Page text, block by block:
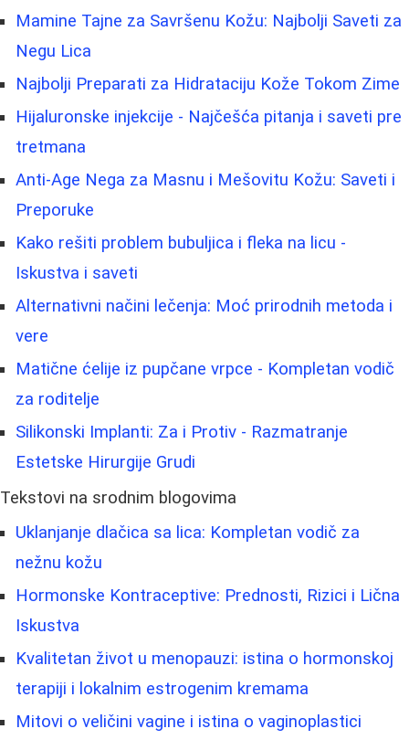
Mamine Tajne za Savršenu Kožu: Najbolji Saveti za
Negu Lica
Najbolji Preparati za Hidrataciju Kože Tokom Zime
Hijaluronske injekcije - Najčešća pitanja i saveti pre
tretmana
Anti-Age Nega za Masnu i Mešovitu Kožu: Saveti i
Preporuke
Kako rešiti problem bubuljica i fleka na licu -
Iskustva i saveti
Alternativni načini lečenja: Moć prirodnih metoda i
vere
Matične ćelije iz pupčane vrpce - Kompletan vodič
za roditelje
Silikonski Implanti: Za i Protiv - Razmatranje
Estetske Hirurgije Grudi
Tekstovi na srodnim blogovima
Uklanjanje dlačica sa lica: Kompletan vodič za
nežnu kožu
Hormonske Kontraceptive: Prednosti, Rizici i Lična
Iskustva
Kvalitetan život u menopauzi: istina o hormonskoj
terapiji i lokalnim estrogenim kremama
Mitovi o veličini vagine i istina o vaginoplastici